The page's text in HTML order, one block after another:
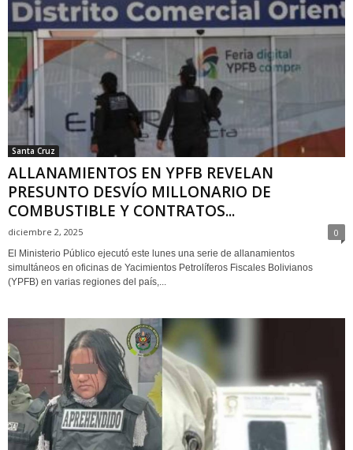
Santa Cruz
ALLANAMIENTOS EN YPFB REVELAN
PRESUNTO DESVÍO MILLONARIO DE
COMBUSTIBLE Y CONTRATOS...
diciembre 2, 2025 0
El Ministerio Público ejecutó este lunes una serie de allanamientos
simultáneos en oficinas de Yacimientos Petrolíferos Fiscales Bolivianos
(YPFB) en varias regiones del país,...